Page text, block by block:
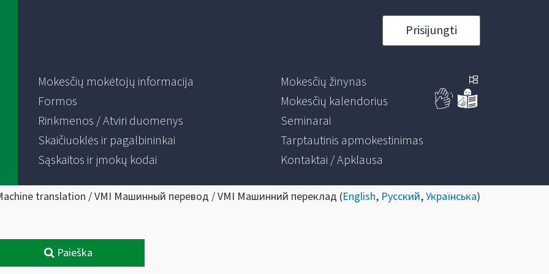
Prisijungti
Mokesčių mokėtojų informacija
Formos
Rinkmenos / Atviri duomenys
Skaičiuoklės ir pagalbininkai
Sąskaitos ir įmokų kodai
Mokesčių žinynas
Mokesčių kalendorius
Seminarai
Tarptautinis apmokestinimas
Kontaktai / Apklausa
translation / VMI Машинный перевод / VMI Машинний переклад (English, Русский,Українська)
Paieška